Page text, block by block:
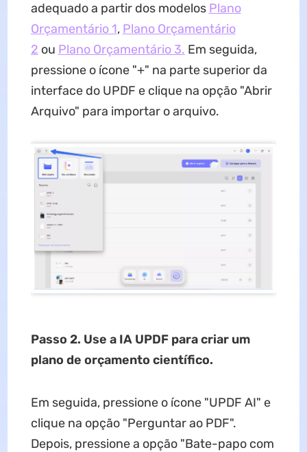
adequado a partir dos modelos Plano
Orçamentário 1, Plano Orçamentário
2 ou Plano Orçamentário 3. Em seguida,
pressione o ícone "+" na parte superior da
interface do UPDF e clique na opção "Abrir
Arquivo" para importar o arquivo.
Passo 2. Use a IA UPDF para criar um
plano de orçamento científico.
Em seguida, pressione o ícone "UPDF AI" e
clique na opção "Perguntar ao PDF".
Depois, pressione a opção "Bate-papo com